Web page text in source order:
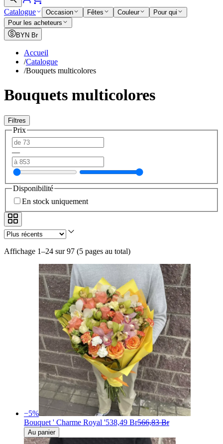
Catalogue Occasion Fêtes Couleur
Pour qui
Pour les acheteurs
BYN Br
Accueil
/Catalogue
/Bouquets multicolores
Bouquets multicolores
Filtres
Prix
—
Disponibilité
En stock uniquement
Affichage 1–24 sur 97 (5 pages au total)
−5%
Bouquet ' Charme Royal '538,49 Br566,83 Br
Au panier